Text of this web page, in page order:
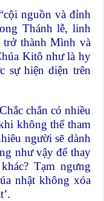
nguồn và đỉnh
Thánh lễ, linh
trở thành Mình và
Kitô như là hy
sự hiện diện trên
chắn có nhiều
không thể tham
người sẽ dành
như vậy để thay
Tạm ngưng
nhật không xóa